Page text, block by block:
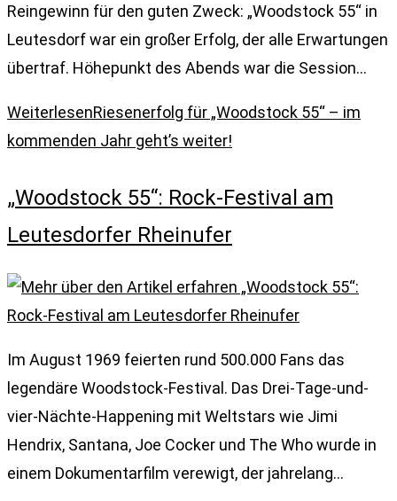
Reingewinn für den guten Zweck: „Woodstock 55“ in
Leutesdorf war ein großer Erfolg, der alle Erwartungen
übertraf. Höhepunkt des Abends war die Session…
WeiterlesenRiesenerfolg für „Woodstock 55“ – im
kommenden Jahr geht’s weiter!
„Woodstock 55“: Rock-Festival am
Leutesdorfer Rheinufer
Im August 1969 feierten rund 500.000 Fans das
legendäre Woodstock-Festival. Das Drei-Tage-und-
vier-Nächte-Happening mit Weltstars wie Jimi
Hendrix, Santana, Joe Cocker und The Who wurde in
einem Dokumentarfilm verewigt, der jahrelang…